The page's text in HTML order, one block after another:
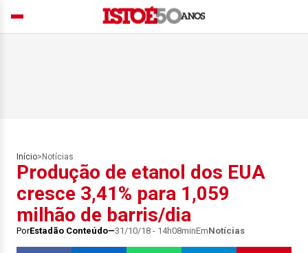
Início> Notícias
Produção de etanol dos EUA
cresce 3,41% para 1,059
milhão de barris/dia
PorEstadão Conteúdo 31/10/18 - 14h08minEmNotícias